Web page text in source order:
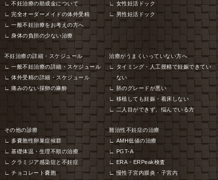
不妊治療の助成金について
完全オーダーメイドの体外受精
一般不妊治療をお考えの方へ
身体の負担の少ない治療
女性妊活ドック
男性妊活ドック
不妊治療の詳細・スケジュール
一般不妊治療の詳細・スケジュール
体外受精の詳細・スケジュール
痛みのない採卵の麻酔
治療がうまくいっていない方へ
タイミング・人工授精で妊娠できてい
ない
胚のグレードが悪い
移植しても妊娠・着床しない
二人目ができず、悩んでいる方
その他の診療
多嚢胞性卵巣症候群
基礎体温・生理不順の治療
クラミジア感染症と不妊症
チョコレート嚢胞
難治性不妊症の治療
AMH低値の治療
PGT-A
ERA・ERPeak検査
慢性子宮内膜炎・子宮内